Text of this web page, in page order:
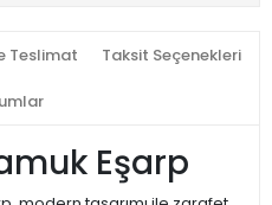
Teslimat Taksit Seçenekleri
Eşarp